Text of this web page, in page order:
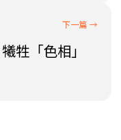
牲「色相」